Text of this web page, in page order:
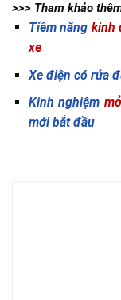
>>> Tham khảo
Tiềm năng kinh
xe
Xe điện có rửa
Kinh nghiệm
mới bắt đầu